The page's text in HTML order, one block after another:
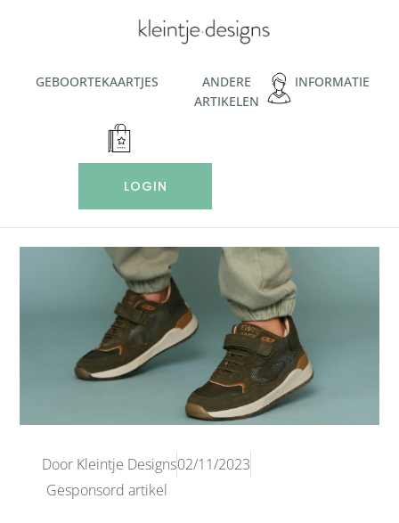
inhoudGEBOORTEKAARTJES
ANDERE
ARTIKELEN
INFORMATIE
LOGIN
DoorKleintje Designs02/11/2023
Gesponsord artikel